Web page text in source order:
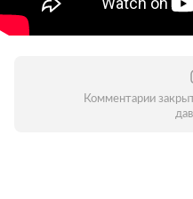
Комментарии